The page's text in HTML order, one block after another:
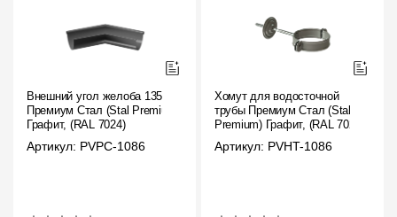
Внешний угол желоба 135˚
Премиум Стал (Stal Premium)
Графит, (RAL 7024)
Артикул: PVPC-1086
Хомут для водосточной
трубы Премиум Стал (Stal
Premium) Графит, (RAL 7024)
Артикул: PVHT-1086